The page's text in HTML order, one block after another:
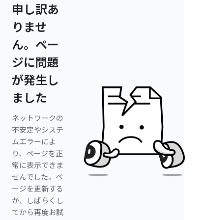
申し訳あ
りませ
ん。ペー
ジに問題
が発生し
ました
ネットワークの
不安定やシステ
ムエラーによ
り、ページを正
常に表示できま
せんでした。ペ
ージを更新する
か、しばらくし
てから再度お試